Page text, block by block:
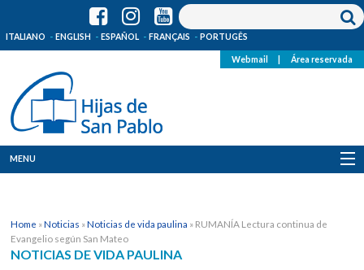
ITALIANO ENGLISH ESPAÑOL FRANÇAIS PORTUGÊS
Webmail Área reservada
MENU
Dónde estamos
Home »Noticias »Noticias de vida paulina » RUMANÍA Lectura continua de
Evangelio según San Mateo
NOTICIAS DE VIDA PAULINA